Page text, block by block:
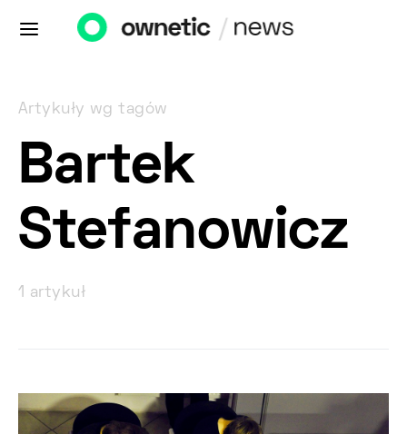
Artykuły wg tagów
Bartek
Stefanowicz
1 artykuł